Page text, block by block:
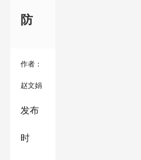
防
作者：
赵文娟
发布
时